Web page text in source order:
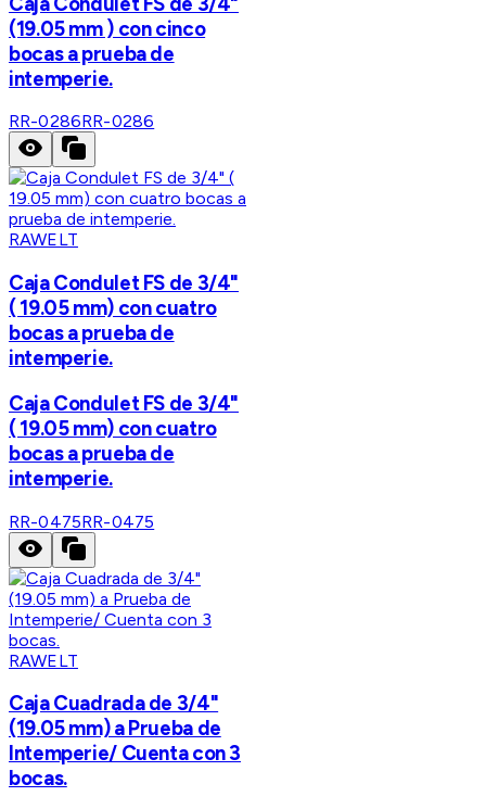
(19.05 mm ) con cinco
bocas a prueba de
intemperie.
RR-0286RR-0286
RAWELT
Caja Condulet FS de 3/4"
( 19.05 mm) con cuatro
bocas a prueba de
intemperie.
Caja Condulet FS de 3/4"
( 19.05 mm) con cuatro
bocas a prueba de
intemperie.
RR-0475RR-0475
RAWELT
Caja Cuadrada de 3/4"
(19.05 mm) a Prueba de
Intemperie/ Cuenta con 3
bocas.